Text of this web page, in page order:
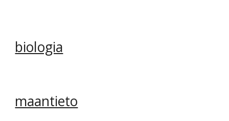
biologia
maantieto